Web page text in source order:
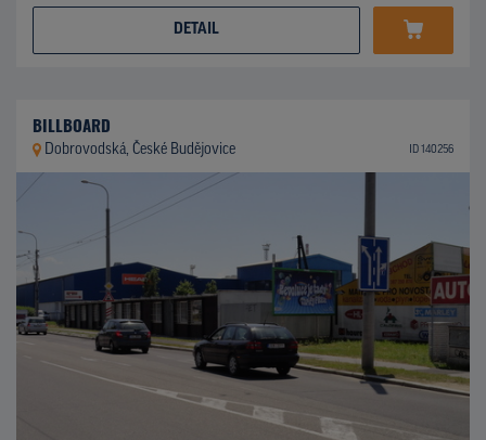
DETAIL
BILLBOARD
Dobrovodská, České Budějovice ID 140256